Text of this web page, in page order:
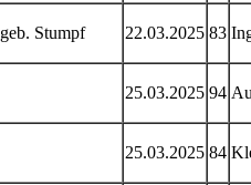
geb. Stumpf 22.03.2025 83
25.03.2025 94
25.03.2025 84